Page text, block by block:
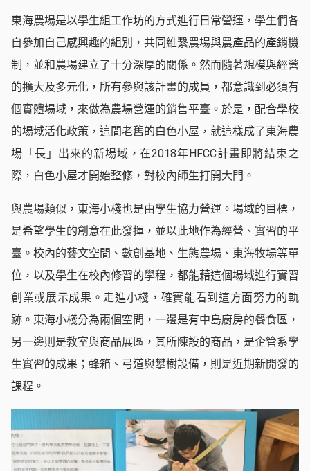
東海農場是以學生組工作坊的方式進行日常營運，學生們各
自參加自己感興趣的組別，共同維繫農場與農產品的產銷機
制，並和農場建立了十分深厚的關係。然而隨著規模與經營
的擴大及多元化，所有參與該計畫的成員，都意識到必須有
個實體場域，來做為農場營運的銷售平臺。於是，配合學校
的場域活化政策，這間老舊的白色小屋，就這樣成了東海農
場「長」出來的新場域，在2018年HFCC計畫即將結束之
際，白色小屋才開始整修，對校內師生打開大門。
與農場類似，東海小棧也是由學生協力營運。場域的目標，
是希望學生的創意在此發揮，並以此地作為經營、實習的平
臺。校內的藝文空間、數創基地、生態農場、東海牧場等單
位，以及學生在校內修習的學程，都能藉這個場域進行實習
創業或展示成果。走進小棧，確實能看到這方面努力的軌
跡。東海小棧分為兩個空間，一邊是有中島廚房的餐食區，
另一邊則是教室與商品展區，其所陳設的商品，是企管系學
生實習的成果；蜂箱、弓道與攀樹設備，則是近期新開發的
課程。